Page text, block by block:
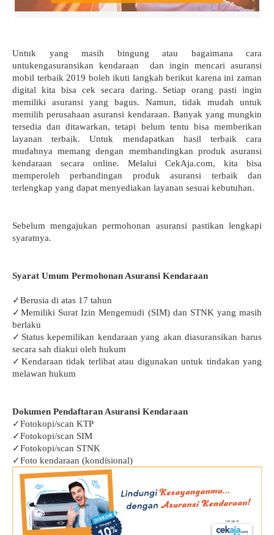
Untuk yang masih bingung atau bagaimana cara
untukengasuransikan kendaraan  dan ingin mencari asuransi
mobil terbaik 2019 boleh ikuti langkah berikut karena ini zaman
digital kita bisa cek secara daring. Setiap orang pasti ingin
memiliki asuransi yang bagus. Namun, tidak mudah untuk
memilih perusahaan asuransi kendaraan. Banyak yang mungkin
tersedia dan ditawarkan, tetapi belum tentu bisa memberikan
layanan terbaik. Untuk mendapatkan hasil terbaik cara
mudahnya memang dengan membandingkan produk asuransi
kendaraan secara online. Melalui CekAja.com, kita bisa
memperoleh perbandingan produk asuransi terbaik dan
terlengkap yang dapat menyediakan layanan sesuai kebutuhan.
Sebelum mengajukan permohonan asuransi pastikan lengkapi
syaratnya.
Syarat Umum Permohonan Asuransi Kendaraan
✓Berusia di atas 17 tahun
✓Memiliki Surat Izin Mengemudi (SIM) dan STNK yang masih
berlaku
✓Status kepemilikan kendaraan yang akan diasuransikan harus
secara sah diakui oleh hukum
✓Kendaraan tidak terlibat atau digunakan untuk tindakan yang
melawan hukum
Dokumen Pendaftaran Asuransi Kendaraan
✓Fotokopi/scan KTP
✓Fotokopi/scan SIM
✓Fotokopi/scan STNK
✓Foto kendaraan (kondisional)